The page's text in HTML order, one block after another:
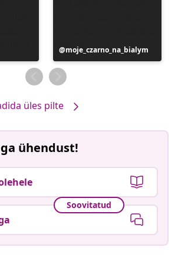
Postitus
avaldatud
moje_czarno_na_bialym
üles pilte
ühendust!
Soovitatud